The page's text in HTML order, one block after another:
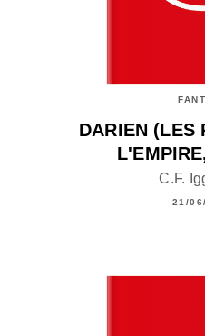
DARIEN (LES
C.F.
21/